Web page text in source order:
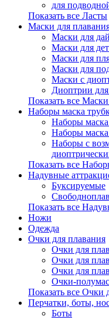
для
Показать все Ласты
Маски для
Маски для
Маски для
Маски для
Маски для
Маски с
Диоптрии
Показать все
Наборы маска
Наборы маска
Наборы
Наборы с
Показать все
Надувные
Буксируемые
Показать все
Ножи
Одежда
Очки для плавания
Очки для
Очки для
Очки для
Очки-
Показать все Очки
Перчатки, боты,
Боты